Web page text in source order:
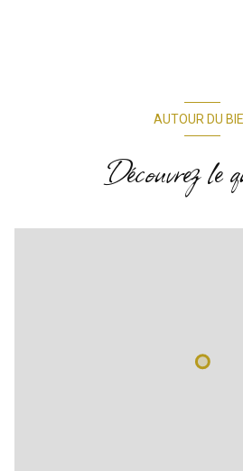
AUTOUR DU
Découvrez le